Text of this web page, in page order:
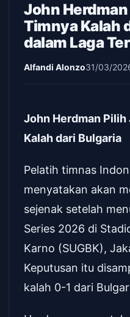
John
Timnya Kalah
dalam Laga
Alfandi Alonzo31/03/
John Herdman
Kalah dari Bulgaria
Pelatih timnas
menyatakan akan
sejenak setelah
Series 2026 di
Karno (SUGBK),
Keputusan itu
kalah 0-1 dari